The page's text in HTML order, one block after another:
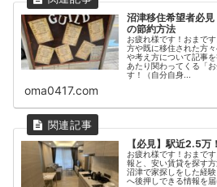
沼津移住希望者必
の節約方法
お疲れ様です！おまで
方や既に移住された方
や考え方について記事
あたり関わってくる「
す！（自分自身...
oma0417.com
【必見】駅近2.5万
お疲れ様です！おまで
報と、安い賃貸を探す
沼津で家探しをした経
へ後押しできる情報を